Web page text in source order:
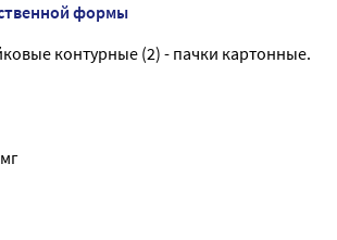
формы
контурные (2) - пачки картонные.